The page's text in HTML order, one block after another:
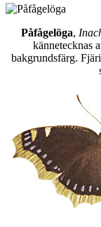
Påfågelöga,
kännetecknas
bakgrundsfärg.